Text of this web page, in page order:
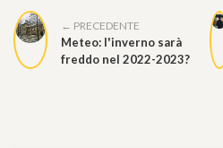
← PRECEDENTE
Meteo: l'inverno sarà
freddo nel 2022-2023?